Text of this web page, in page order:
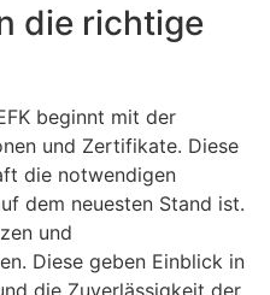
die richtige
beginnt mit der
und Zertifikate. Diese
die notwendigen
dem neuesten Stand ist.
und
Diese geben Einblick in
die Zuverlässigkeit der